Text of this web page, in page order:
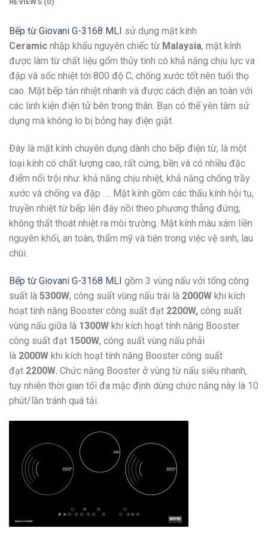
Bếp từ Giovani G-3168 MLI sử dụng mặt kính
Ceramic nhập khẩu nguyên chiếc từ Malaysia, mặt kính
được làm từ chất liệu gốm thủy tinh có khả năng chịu lực va
đập và sốc nhiệt tới 800 độ C, chống xước tốt nên tuổi thọ
cao. Mặt bếp tản nhiệt nhanh và được cách điện an toàn với
các linh kiện điện tử bên trong thân. Bạn có thể yên tâm sử
dụng mà không lo bị bỏng hay điện giật.
Đây là mặt kính chuyên dụng dành cho bếp điện từ, là một
loại kính có chất lượng cao, rất cứng, bền và có nhiều đặc
điểm nổi trội như: khả năng chịu nhiệt, khả năng chống trầy
xước và chống va đập …. Mặt kính gồm các thấu kính hội tụ,
truyền nhiệt từ bếp lên đáy nồi theo phương thẳng đứng,
không thất thoát nhiệt ra môi trường. Mặt kính màu xám liền
nguyên khối, an toàn, thẩm mỹ và tiện trong việc vệ sinh, lau
chùi.
Bếp từ Giovani G-3168 MLI gồm 3 vùng nấu với tổng công
suất là 5300W, công suất vùng nấu trái là 2000W khi kích
hoạt tính năng Booster công suất đạt 2200W, công suất
vùng nấu giữa là 1300W khi kích hoạt tính năng Booster
công suất đạt 1500W, công suất vùng nấu phải
là 2000W khi kích hoạt tính năng Booster công suất
đạt 2200W. Chức năng Booster ở vùng từ nấu siêu nhanh,
tuy nhiên thời gian tối đa mặc định dùng chức năng này là 10
phút/lần tránh quá tải.